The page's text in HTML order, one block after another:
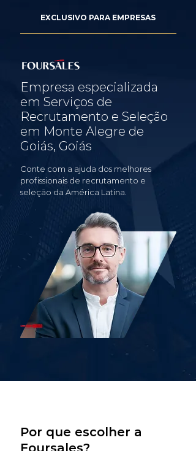
EXCLUSIVO PARA EMPRESAS
Empresa especializada
em Serviços de
Recrutamento e Seleção
em Monte Alegre de
Goiás, Goiás
Conte com a ajuda dos melhores
profissionais de recrutamento e
seleção da América Latina.
Por que escolher a
Foursales?